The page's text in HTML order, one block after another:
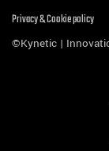
Privacy & Cookie policy
©Kynetic |